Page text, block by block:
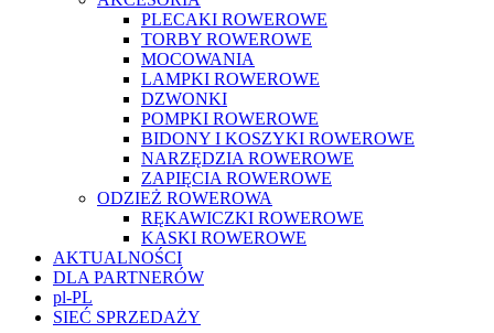
PLECAKI ROWEROWE
TORBY ROWEROWE
MOCOWANIA
LAMPKI ROWEROWE
DZWONKI
POMPKI ROWEROWE
BIDONY I KOSZYKI ROWEROWE
NARZĘDZIA ROWEROWE
ZAPIĘCIA ROWEROWE
ODZIEŻ ROWEROWA
RĘKAWICZKI ROWEROWE
KASKI ROWEROWE
AKTUALNOŚCI
DLA PARTNERÓW
pl-PL
SIEĆ SPRZEDAŻY